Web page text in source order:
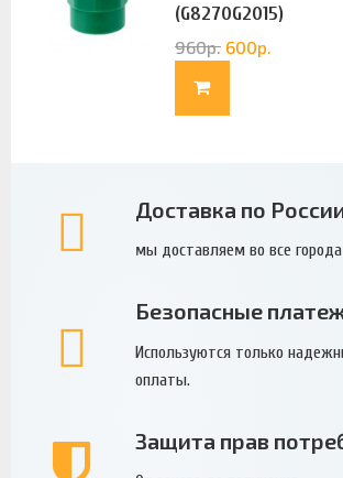
(G8270G2015)
960р. 600р.
Доставка по
мы доставляем во все
Безопасные
Используются только
оплаты.
Защита прав